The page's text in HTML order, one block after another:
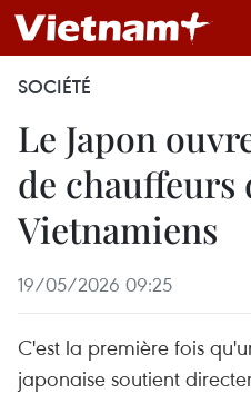
SOCIÉTÉ
Le Japon
de chauffeurs
Vietnamiens
19/05/2026 09:25
C'est la première fois
japonaise soutient